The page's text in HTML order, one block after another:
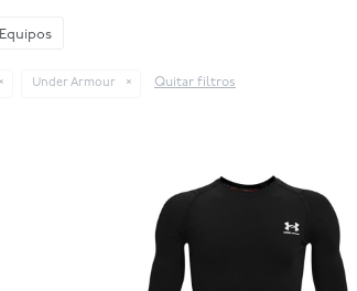
Equipos
Under Armour Quitar filtros